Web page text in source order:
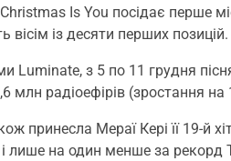
Is You посідає перше
вісім із десяти перших позицій.
Luminate, з 5 по 11 грудня
млн радіоефірів (зростання
принесла Мераї Кері її 19-
і лише на один менше за